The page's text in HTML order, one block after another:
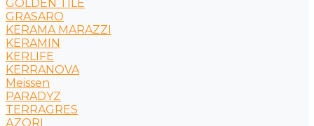
GOLDEN TILE
GRASARO
KERAMA MARAZZI
KERAMIN
KERLIFE
KERRANOVA
Meissen
PARADYZ
TERRAGRES
АZORI